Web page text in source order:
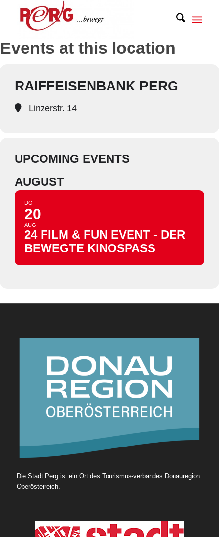
Events at this location
RAIFFEISENBANK PERG
Linzerstr. 14
UPCOMING EVENTS
AUGUST
DO
20
AUG
24 FILM & FUN EVENT - DER
BEWEGTE KINOSPASS
Die Stadt Perg ist ein Ort des Tourismus-verbandes Donauregion
Oberösterreich.